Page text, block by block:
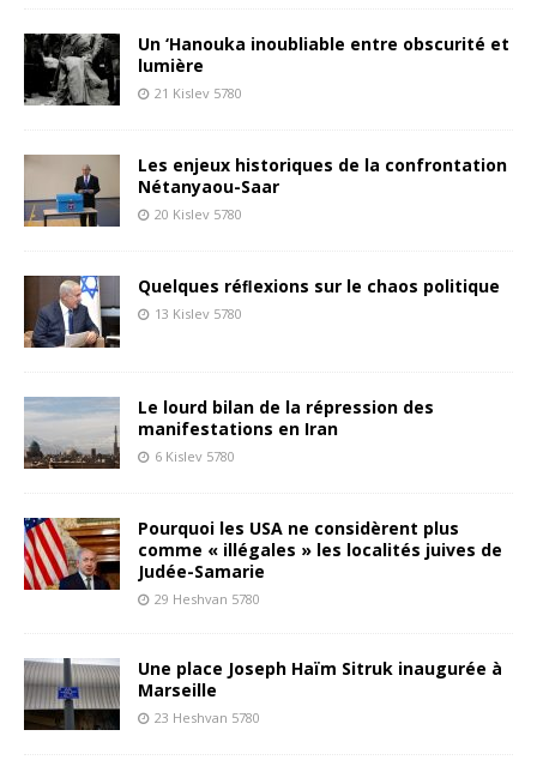
Un ‘Hanouka inoubliable entre obscurité et
lumière
21 Kislev 5780
Les enjeux historiques de la confrontation
Nétanyaou-Saar
20 Kislev 5780
Quelques réﬂexions sur le chaos politique
13 Kislev 5780
Le lourd bilan de la répression des
manifestations en Iran
6 Kislev 5780
Pourquoi les USA ne considèrent plus
comme « illégales » les localités juives de
Judée-Samarie
29 Heshvan 5780
Une place Joseph Haïm Sitruk inaugurée à
Marseille
23 Heshvan 5780